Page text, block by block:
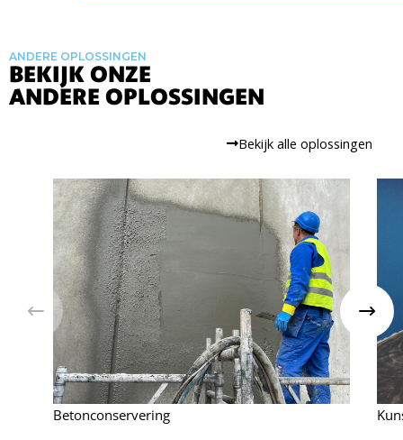
ANDERE OPLOSSINGEN
BEKIJK ONZE
ANDERE OPLOSSINGEN
Bekijk alle oplossingen
Betonconservering
V
o
g
e
o
l
g
e
n
d